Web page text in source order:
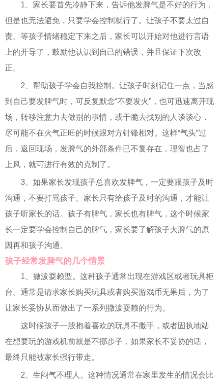
1、家长要首先冷静下来，告诉他发脾气是不好的行为，
但是也无法避免，只要学会控制就行了。让孩子不要太过自
责。等孩子情绪稳定下来之后，家长可以开始对他进行言语
上的开导了，鼓励他认识到自己的错误，并且保证下次改
正。
2、帮助孩子学会自我控制。让孩子时刻记住一点，当感
到自己要发脾气时，可反复默念“不要发火”，也可迅速离开现
场，转移注意力去做别的事情，或干脆去找别的人谈谈心，
尽可能不在火气正旺的时候跟对方针锋相对。这样“气头”过
后，返回现场，发脾气的外部条件已不复存在，理智也占了
上风，就可进行有效的克制了。
3、如果家长发现孩子总喜欢发脾气，一定要跟孩子及时
沟通，不要打骂孩子。家长只有给孩子及时的沟通，才能让
孩子听家长的话。孩子有脾气，家长也有脾气，这个时候家
长一定要学会控制自己的脾气，家长要了解孩子大脾气的原
因再和孩子沟通。
孩子经常发脾气的几个情景
1、撒泼耍赖型。这种孩子通常出现在游戏区或者玩具柜
台。通常是请求家长购买玩具或者购买游戏币无果后，为了
让家长妥协从而做出了一系列撒泼耍赖的行为。
这时候孩子一般抱着喜欢的玩具不撒手，或者固执地站
在想要玩的游戏机前就是不挪步子，如果家长不妥协的话，
最终只能被家长强行带走。
2、生闷气不理人。这种情况通常在家里发生的情况会比